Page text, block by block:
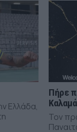
Ελλάδα,
Πήρε
Τον